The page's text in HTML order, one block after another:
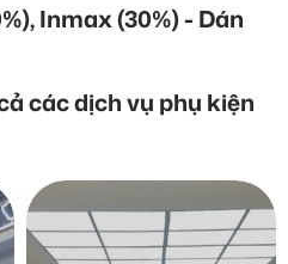
Inmax (30%) - Dán
các dịch vụ phụ kiện